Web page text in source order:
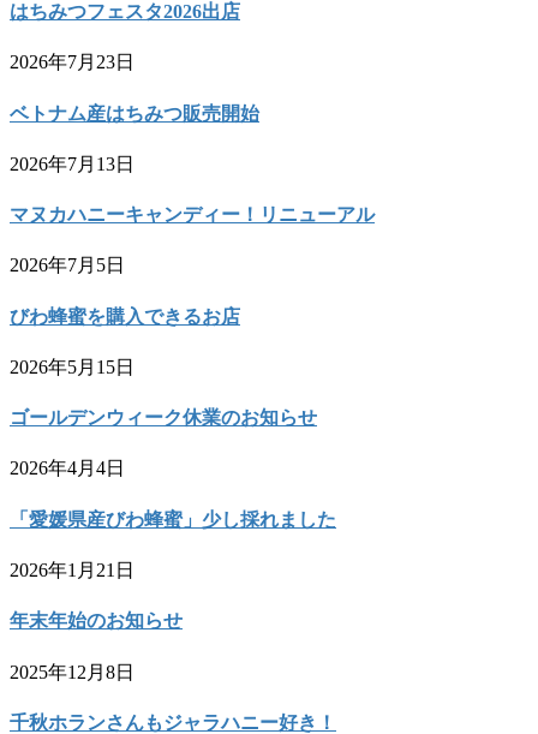
ン
はちみつフェスタ2026出店
2026年7月23日
ベトナム産はちみつ販売開始
2026年7月13日
マヌカハニーキャンディー！リニューアル
2026年7月5日
びわ蜂蜜を購入できるお店
2026年5月15日
ゴールデンウィーク休業のお知らせ
2026年4月4日
「愛媛県産びわ蜂蜜」少し採れました
2026年1月21日
年末年始のお知らせ
2025年12月8日
千秋ホランさんもジャラハニー好き！